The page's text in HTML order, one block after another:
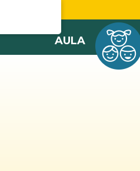
AULA